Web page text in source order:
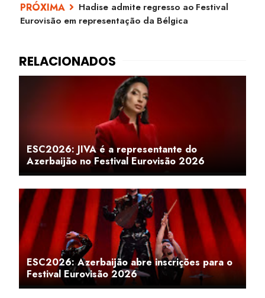
Hadise admite regresso ao Festival
Eurovisão em representação da Bélgica
ESC2026: JIVA é a representante do
Azerbaijão no Festival Eurovisão 2026
ESC2026: Azerbaijão abre inscrições para o
Festival Eurovisão 2026